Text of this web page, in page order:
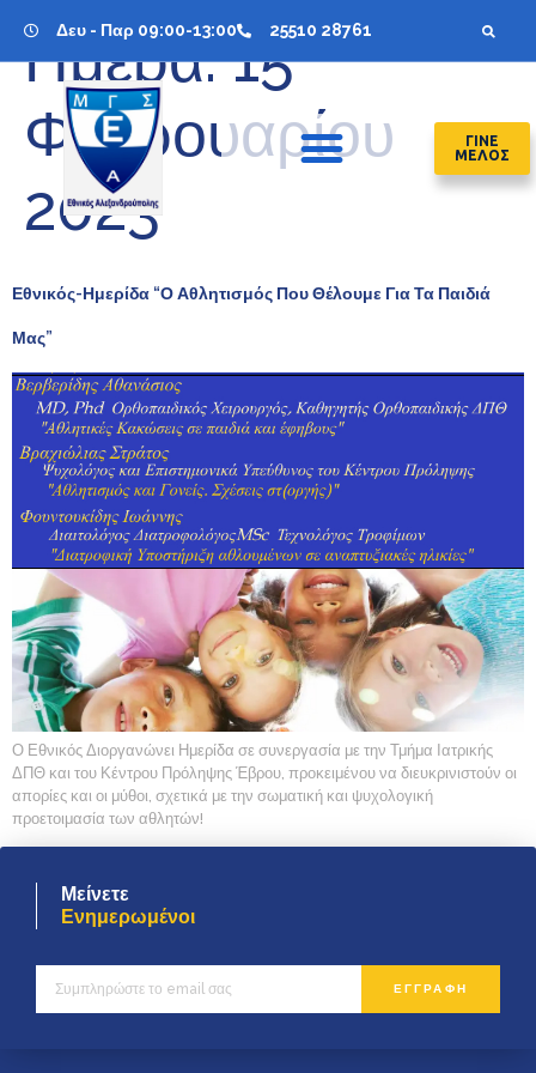
Δευ - Παρ 09:00-13:00 25510 28761
ΓΙΝΕ
ΜΕΛΟΣ
Ημέρα:15
Φεβρουαρίου
2023
Εθνικός-Ημερίδα “Ο Αθλητισμός Που Θέλουμε Για Τα Παιδιά
Μας”
Ο Εθνικός Διοργανώνει Ημερίδα σε συνεργασία με την Τμήμα Ιατρικής
ΔΠΘ και του Κέντρου Πρόληψης Έβρου, προκειμένου να διευκρινιστούν οι
απορίες και οι μύθοι, σχετικά με την σωματική και ψυχολογική
προετοιμασία των αθλητών!
Μείνετε
Ενημερωμένοι
ΕΓΓΡΑΦΗ